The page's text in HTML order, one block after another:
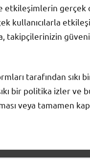
gerçek
kullanıcılarla
takipçilerinizin
tarafından sıkı
bir politika izler ve
veya tamamen